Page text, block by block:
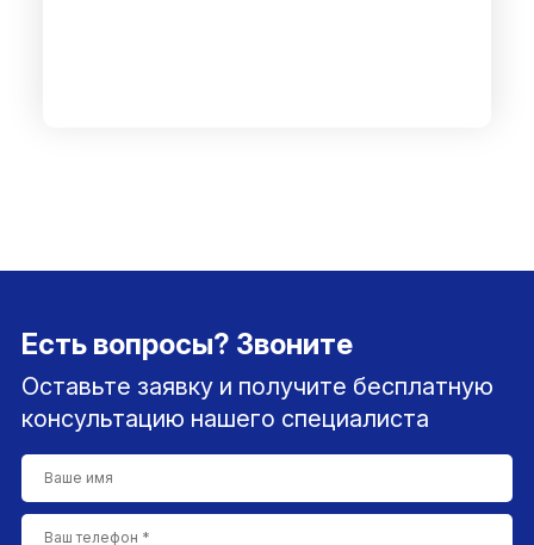
Есть вопросы? Звоните
Оставьте заявку и получите бесплатную
консультацию нашего специалиста